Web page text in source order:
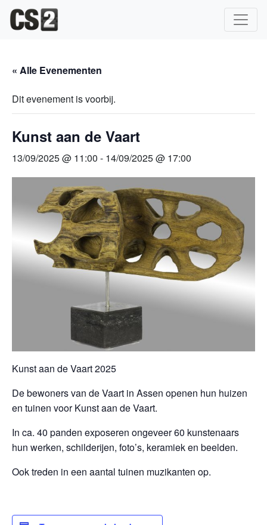
Hoofdnavigatie
« Alle Evenementen
Dit evenement is voorbij.
Kunst aan de Vaart
13/09/2025 @ 11:00 - 14/09/2025 @ 17:00
Kunst aan de Vaart 2025
De bewoners van de Vaart in Assen openen hun huizen
en tuinen voor Kunst aan de Vaart.
In ca. 40 panden exposeren ongeveer 60 kunstenaars
hun werken, schilderijen, foto’s, keramiek en beelden.
Ook treden in een aantal tuinen muzikanten op.